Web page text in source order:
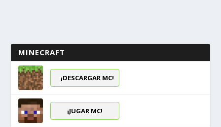
MINECRAFT
¡DESCARGAR MC!
¡JUGAR MC!